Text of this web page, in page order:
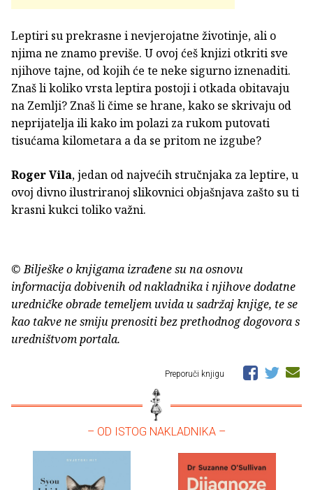
Leptiri su prekrasne i nevjerojatne životinje, ali o
njima ne znamo previše. U ovoj ćeš knjizi otkriti sve
njihove tajne, od kojih će te neke sigurno iznenaditi.
Znaš li koliko vrsta leptira postoji i otkada obitavaju
na Zemlji? Znaš li čime se hrane, kako se skrivaju od
neprijatelja ili kako im polazi za rukom putovati
tisućama kilometara a da se pritom ne izgube?
Roger Vila, jedan od najvećih stručnjaka za leptire, u
ovoj divno ilustriranoj slikovnici objašnjava zašto su ti
krasni kukci toliko važni.
© Bilješke o knjigama izrađene su na osnovu
informacija dobivenih od nakladnika i njihove dodatne
uredničke obrade temeljem uvida u sadržaj knjige, te se
kao takve ne smiju prenositi bez prethodnog dogovora s
uredništvom portala.
Preporuči knjigu
– OD ISTOG NAKLADNIKA –